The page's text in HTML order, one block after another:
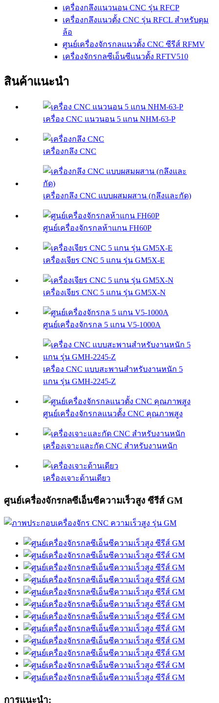
เครื่องกลึงแนวนอน CNC รุ่น RFCP
เครื่องกลึงแนวตั้ง CNC รุ่น RFCL สำหรับดุม
ล้อ
ศูนย์เครื่องจักรกลแนวตั้ง CNC ซีรีส์ RFMV
เครื่องจักรกลซีเอ็นซีแนวตั้ง RFTV510
สินค้าแนะนำ
เครื่อง CNC แนวนอน 5 แกน NHM-63-P
เครื่องกลึง CNC
เครื่องกลึง CNC แบบผสมผสาน (กลึงและกัด)
ศูนย์เครื่องจักรกลห้าแกน FH60P
เครื่องเจียร CNC 5 แกน รุ่น GM5X-E
เครื่องเจียร CNC 5 แกน รุ่น GM5X-N
ศูนย์เครื่องจักรกล 5 แกน V5-1000A
เครื่อง CNC แบบสะพานสำหรับงานหนัก 5
แกน รุ่น GMH-2245-Z
ศูนย์เครื่องจักรกลแนวตั้ง CNC คุณภาพสูง
เครื่องเจาะและกัด CNC สำหรับงานหนัก
เครื่องเจาะด้านเดียว
ศูนย์เครื่องจักรกลซีเอ็นซีความเร็วสูง ซีรีส์ GM
การแนะนำ: